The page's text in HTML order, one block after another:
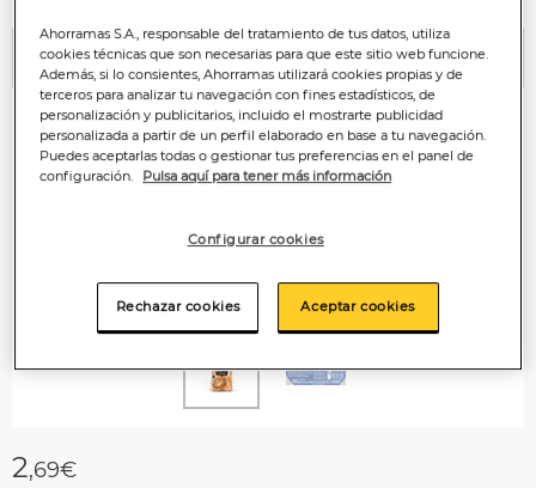
Anterior
2,69€
Ahorramas S.A., responsable del tratamiento de tus datos, utiliza
cookies técnicas que son necesarias para que este sitio web funcione.
Además, si lo consientes, Ahorramas utilizará cookies propias y de
terceros para analizar tu navegación con fines estadísticos, de
personalización y publicitarios, incluido el mostrarte publicidad
personalizada a partir de un perfil elaborado en base a tu navegación.
Puedes aceptarlas todas o gestionar tus preferencias en el panel de
configuración.
Pulsa aquí para tener más información
Configurar cookies
Rechazar cookies Aceptar cookies